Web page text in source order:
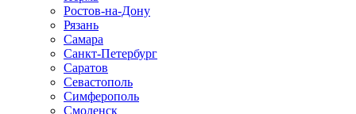
Ростов-на-Дону
Рязань
Самара
Санкт-Петербург
Саратов
Севастополь
Симферополь
Смоленск